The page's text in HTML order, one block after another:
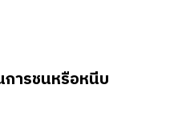
ารชนหรือหนีบ